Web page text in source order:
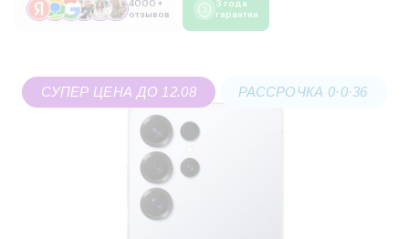
4000 +
отзывов
3 года
гарантии
СУПЕР ЦЕНА ДО 12.08 РАССРОЧКА 0·0·36